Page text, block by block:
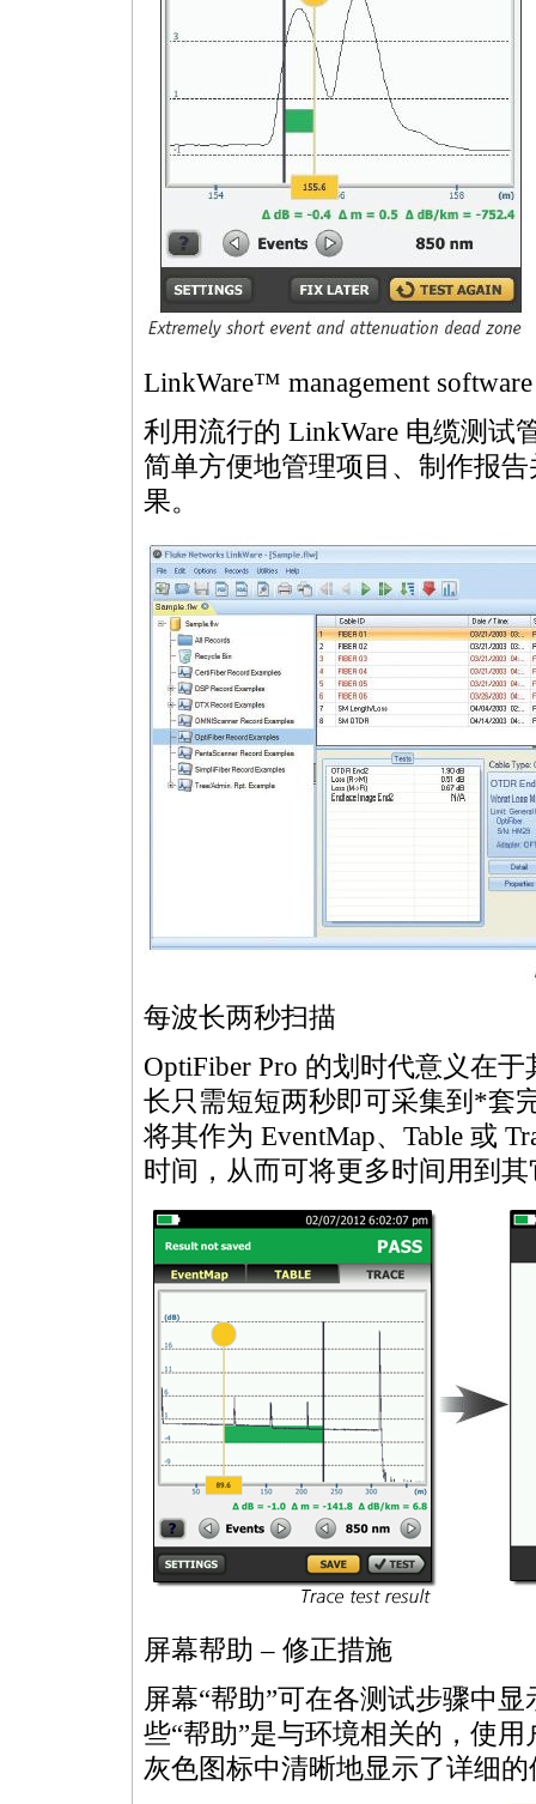
LinkWare™ management software
利用流行的 LinkWare 电缆测试
简单方便地管理项目、制作报告
果。
每波长两秒扫描
OptiFiber Pro 的划时代意义在
长只需短短两秒即可采集到 *套
将其作为 EventMap、Table 或
时间，从而可将更多时间用到
屏幕帮助 – 修正措施
屏幕“帮助”可在各测试步骤中
些“帮助”是与环境相关的，使
灰色图标中清晰地显示了详细